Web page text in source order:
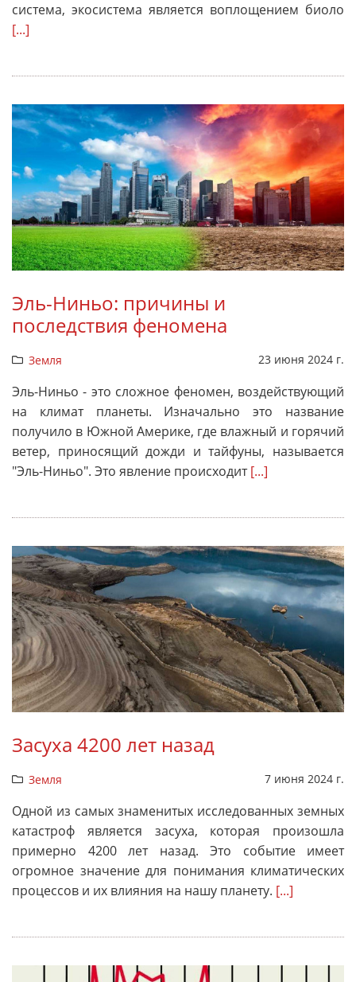
система, экосистема является воплощением биоло
[...]
Эль-Ниньо: причины и
последствия феномена
Земля 23 июня 2024 г.
Эль-Ниньо - это сложное феномен, воздействующий
на климат планеты. Изначально это название
получило в Южной Америке, где влажный и горячий
ветер, приносящий дожди и тайфуны, называется
"Эль-Ниньо". Это явление происходит[...]
Засуха 4200 лет назад
Земля 7 июня 2024 г.
Одной из самых знаменитых исследованных земных
катастроф является засуха, которая произошла
примерно 4200 лет назад. Это событие имеет
огромное значение для понимания климатических
процессов и их влияния на нашу планету. [...]